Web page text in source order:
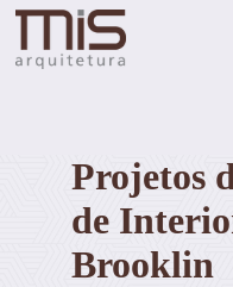
Projetos
de
Brooklin